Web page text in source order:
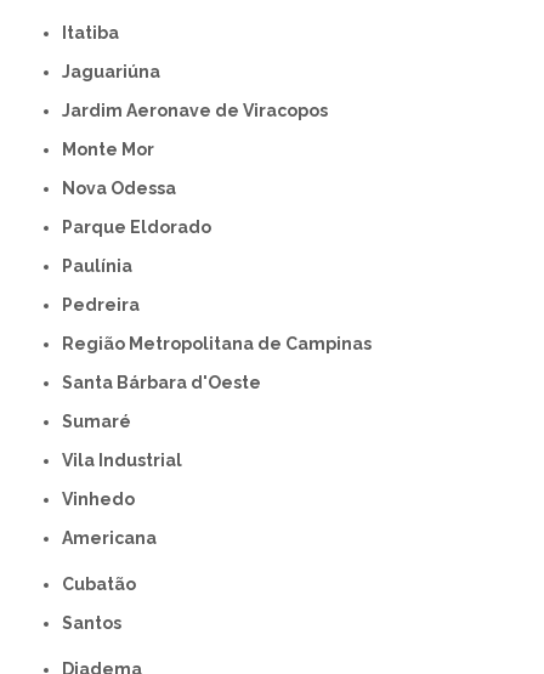
Itatiba
Jaguariúna
Jardim Aeronave de Viracopos
Monte Mor
Nova Odessa
Parque Eldorado
Paulínia
Pedreira
Região Metropolitana de Campinas
Santa Bárbara d'Oeste
Sumaré
Vila Industrial
Vinhedo
americana
Cubatão
Santos
Diadema